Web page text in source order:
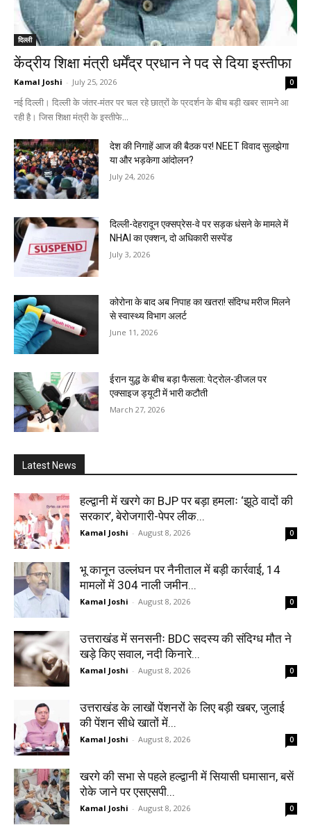
दिल्ली
केंद्रीय शिक्षा मंत्री धर्मेंद्र प्रधान ने पद से दिया इस्तीफा
Kamal Joshi - July 25, 2026 0
नई दिल्ली। दिल्ली के जंतर-मंतर पर चल रहे छात्रों के प्रदर्शन के बीच बड़ी खबर सामने आ
रही है। जिस शिक्षा मंत्री के इस्तीफे...
देश की निगाहें आज की बैठक पर! NEET विवाद सुलझेगा
या और भड़केगा आंदोलन?
July 24, 2026
दिल्ली-देहरादून एक्सप्रेस-वे पर सड़क धंसने के मामले में
NHAI का एक्शन, दो अधिकारी सस्पेंड
July 3, 2026
कोरोना के बाद अब निपाह का खतरा! संदिग्ध मरीज मिलने
से स्वास्थ्य विभाग अलर्ट
June 11, 2026
ईरान युद्ध के बीच बड़ा फैसला: पेट्रोल-डीजल पर
एक्साइज ड्यूटी में भारी कटौती
March 27, 2026
Latest News
हल्द्वानी में खरगे का BJP पर बड़ा हमलाः ‘झूठे वादों की
सरकार’, बेरोजगारी-पेपर लीक...
Kamal Joshi - August 8, 2026 0
भू कानून उल्लंघन पर नैनीताल में बड़ी कार्रवाई, 14
मामलों में 304 नाली जमीन...
Kamal Joshi - August 8, 2026 0
उत्तराखंड में सनसनीः BDC सदस्य की संदिग्ध मौत ने
खड़े किए सवाल, नदी किनारे...
Kamal Joshi - August 8, 2026 0
उत्तराखंड के लाखों पेंशनरों के लिए बड़ी खबर, जुलाई
की पेंशन सीधे खातों में...
Kamal Joshi - August 8, 2026 0
खरगे की सभा से पहले हल्द्वानी में सियासी घमासान, बसें
रोके जाने पर एसएसपी...
Kamal Joshi - August 8, 2026 0